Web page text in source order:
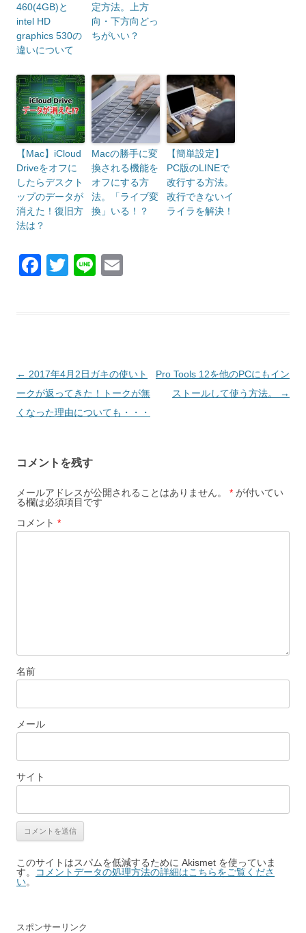
460(4GB)と
intel HD
graphics 530の
違いについて
定方法。上方
向・下方向どっ
ちがいい？
【Mac】iCloud
Driveをオフに
したらデスクト
ップのデータが
消えた！復旧方
法は？
Macの勝手に変
換される機能を
オフにする方
法。「ライブ変
換」いる！？
【簡単設定】
PC版のLINEで
改行する方法。
改行できないイ
ライラを解決！
F
o
o
k
T
Li
投
稿
ナ
ー
シ
ョ
ン
← 2017年4月2日ガキの使いト
ークが返ってきた！トークが無
くなった理由についても・・・
Pro Tools 12を他のPCにもイン
ストールして使う方法。
→
コメントを残す
メールアドレスが公開されることはありません。 * が付いてい
る欄は必須項目です
コメント *
名前
メール
サイト
このサイトはスパムを低減するために Akismet を使っていま
す。
コメントデータの処理方法の詳細はこちらをご覧くださ
い。
スポンサーリンク